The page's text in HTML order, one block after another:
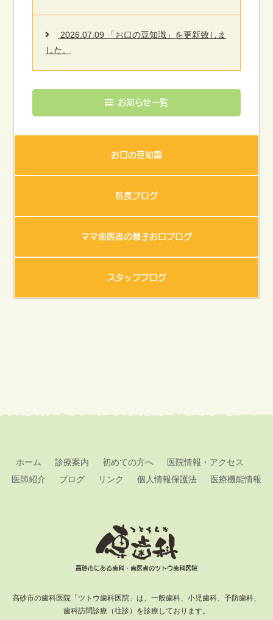
2026.07.09 「お口の豆知識」を更新致しま
した。
お知らせ一覧
お口の豆知識
院長ブログ
ママ歯医者の親子お口ブログ
スタッフブログ
ホーム 診療案内 初めての方へ
医院情報・アクセス
医師紹介
ブログ リンク 個人情報保護法 医療機能情報
高砂市にある歯科・歯医者のツトウ歯科医院
高砂市の歯科医院「ツトウ歯科医院」は、一般歯科、小児歯科、予防歯科、
歯科訪問診療（往診）を診療しております。